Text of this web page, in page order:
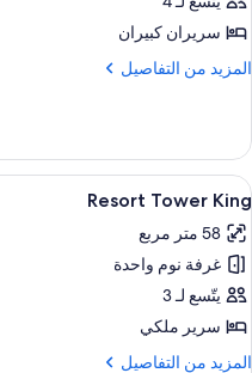
Two
Queen
سريران كبيران
المزيد من التفاصيل
المزيد
Accessible
Premier
Two
Queen
استعراض
جميع
صور
Resort
Tower
King
4
Resort Tower King
58 متر مربع
غرفة نوم واحدة
يتّسع لـ 3
سرير ملكي
المزيد من التفاصيل
المزيد